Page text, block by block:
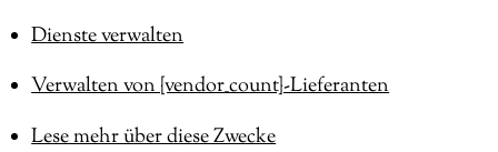
Dienste verwalten
Verwalten von {vendor_count}-Lieferanten
Lese mehr über diese Zwecke